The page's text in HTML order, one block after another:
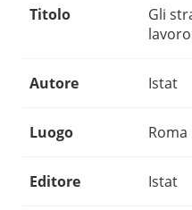
Titolo
Gli
lavoro
Autore Istat
Luogo Roma
Editore Istat